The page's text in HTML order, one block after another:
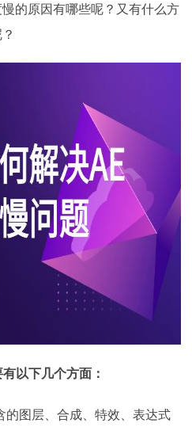
的原因有哪些呢？又有什么方
以下几个方面：
的图层、合成、特效、表达式